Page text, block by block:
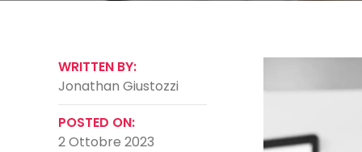
WRITTEN BY:
Jonathan Giustozzi
POSTED ON:
2 Ottobre 2023